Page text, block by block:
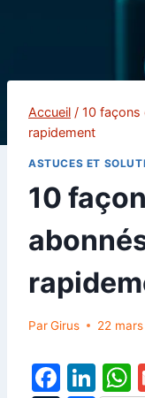
Accueil / 10 façons
rapidement
ASTUCES ET
10
ParGirus 22
F
Li